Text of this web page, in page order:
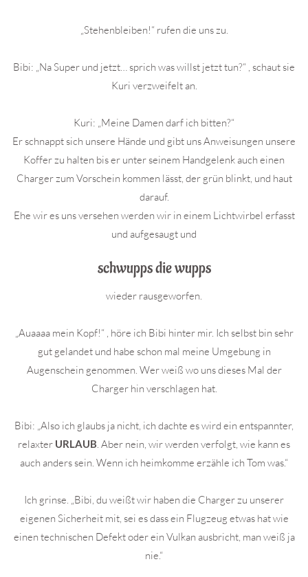
„Stehenbleiben!“ rufen die uns zu.
Bibi: „Na Super und jetzt… sprich was willst jetzt tun?“ , schaut sie
Kuri verzweifelt an.
Kuri: „Meine Damen darf ich bitten?“
Er schnappt sich unsere Hände und gibt uns Anweisungen unsere
Koffer zu halten bis er unter seinem Handgelenk auch einen
Charger zum Vorschein kommen lässt, der grün blinkt, und haut
darauf.
Ehe wir es uns versehen werden wir in einem Lichtwirbel erfasst
und aufgesaugt und
schwupps die wupps
wieder rausgeworfen.
„Auaaaa mein Kopf!“ , höre ich Bibi hinter mir. Ich selbst bin sehr
gut gelandet und habe schon mal meine Umgebung in
Augenschein genommen. Wer weiß wo uns dieses Mal der
Charger hin verschlagen hat.
Bibi: „Also ich glaubs ja nicht, ich dachte es wird ein entspannter,
relaxter URLAUB. Aber nein, wir werden verfolgt, wie kann es
auch anders sein. Wenn ich heimkomme erzähle ich Tom was.“
Ich grinse. „Bibi, du weißt wir haben die Charger zu unserer
eigenen Sicherheit mit, sei es dass ein Flugzeug etwas hat wie
einen technischen Defekt oder ein Vulkan ausbricht, man weiß ja
nie.“